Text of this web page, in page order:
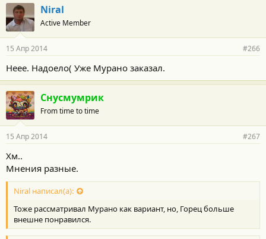
Niral
Active Member
15 Апр 2014 #266
Неее. Надоело( Уже Мурано заказал.
Снусмумрик
From time to time
15 Апр 2014 #267
Хм..
Мнения разные.
Niral написал(а):
Тоже рассматривал Мурано как вариант, но, Горец больше
внешне понравился.